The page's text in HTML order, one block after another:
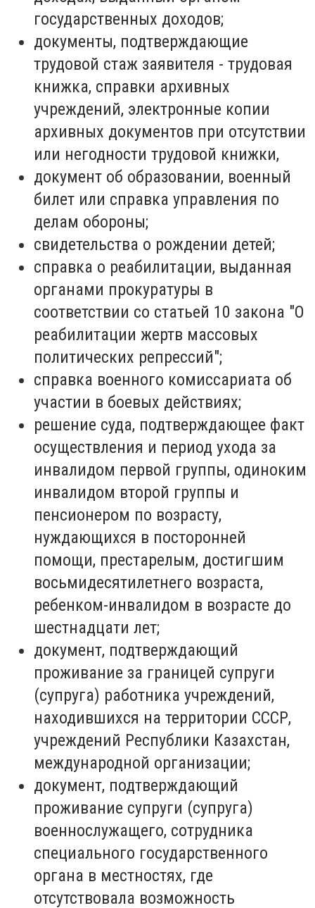
государственных доходов;
документы, подтверждающие
трудовой стаж заявителя - трудовая
книжка, справки архивных
учреждений, электронные копии
архивных документов при отсутствии
или негодности трудовой книжки,
документ об образовании, военный
билет или справка управления по
делам обороны;
свидетельства о рождении детей;
справка о реабилитации, выданная
органами прокуратуры в
соответствии со статьей 10 закона "О
реабилитации жертв массовых
политических репрессий";
справка военного комиссариата об
участии в боевых действиях;
решение суда, подтверждающее факт
осуществления и период ухода за
инвалидом первой группы, одиноким
инвалидом второй группы и
пенсионером по возрасту,
нуждающихся в посторонней
помощи, престарелым, достигшим
восьмидесятилетнего возраста,
ребенком-инвалидом в возрасте до
шестнадцати лет;
документ, подтверждающий
проживание за границей супруги
(супруга) работника учреждений,
находившихся на территории СССР,
учреждений Республики Казахстан,
международной организации;
документ, подтверждающий
проживание супруги (супруга)
военнослужащего, сотрудника
специального государственного
органа в местностях, где
отсутствовала возможность